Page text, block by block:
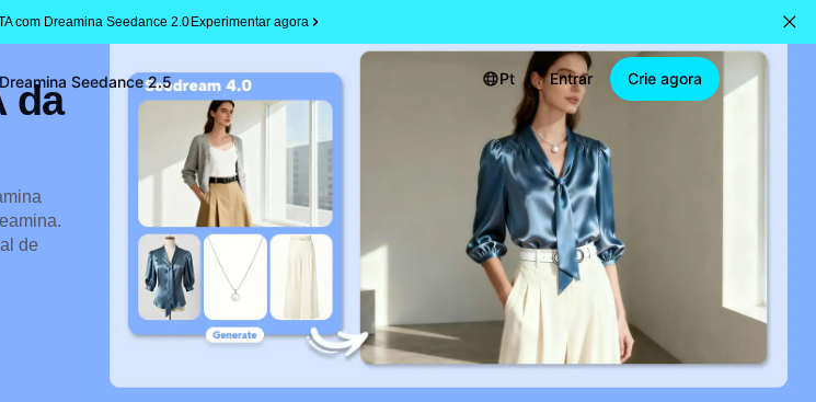
com Dreamina Seedance 2.0Experimentar agora
Dreamina Seedance 2.5 Pt Entrar Crie agora
da
de